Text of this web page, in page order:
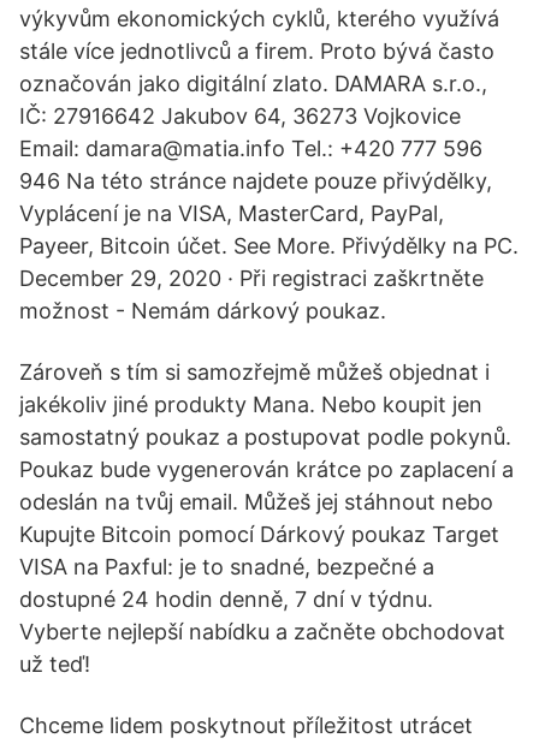
výkyvům ekonomických cyklů, kterého využívá
stále více jednotlivců a firem. Proto bývá často
označován jako digitální zlato. DAMARA s.r.o.,
IČ: 27916642 Jakubov 64, 36273 Vojkovice
Email: damara@matia.info Tel.: +420 777 596
946 Na této stránce najdete pouze přivýdělky,
Vyplácení je na VISA, MasterCard, PayPal,
Payeer, Bitcoin účet. See More. Přivýdělky na PC.
December 29, 2020 · Při registraci zaškrtněte
možnost - Nemám dárkový poukaz.
Zároveň s tím si samozřejmě můžeš objednat i
jakékoliv jiné produkty Mana. Nebo koupit jen
samostatný poukaz a postupovat podle pokynů.
Poukaz bude vygenerován krátce po zaplacení a
odeslán na tvůj email. Můžeš jej stáhnout nebo
Kupujte Bitcoin pomocí Dárkový poukaz Target
VISA na Paxful: je to snadné, bezpečné a
dostupné 24 hodin denně, 7 dní v týdnu.
Vyberte nejlepší nabídku a začněte obchodovat
už teď!
Chceme lidem poskytnout příležitost utrácet